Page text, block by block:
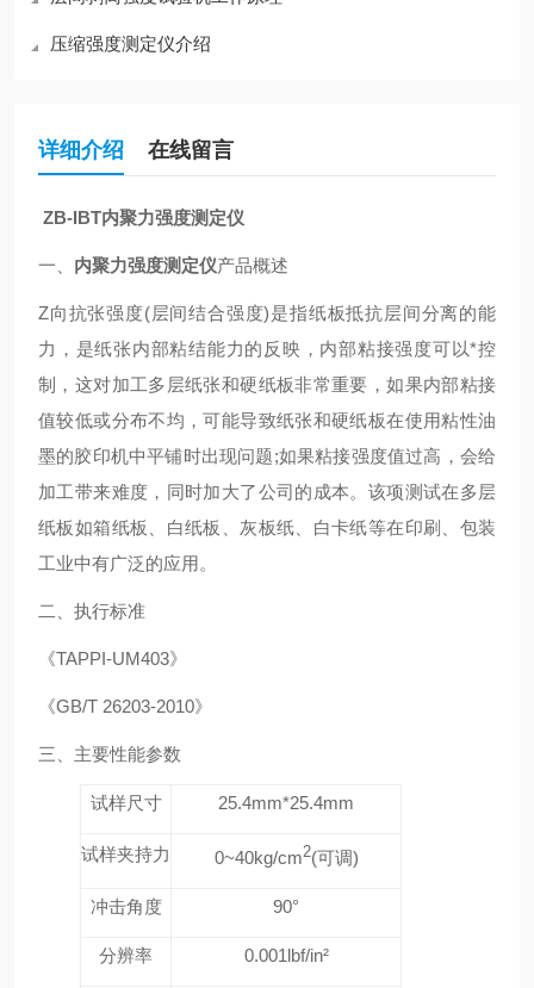
压缩强度测定仪介绍
详细介绍 在线留言
ZB-IBT内聚力强度测定仪
一、 内聚力强度测定仪产品概述
Z向抗张强度(层间结合强度)是指纸板抵抗层间分离的能
力，是纸张内部粘结能力的反映，内部粘接强度可以*控
制，这对加工多层纸张和硬纸板非常重要，如果内部粘接
值较低或分布不均，可能导致纸张和硬纸板在使用粘性油
墨的胶印机中平铺时出现问题;如果粘接强度值过高，会给
加工带来难度，同时加大了公司的成本。该项测试在多层
纸板如箱纸板、白纸板、灰板纸、白卡纸等在印刷、包装
工业中有广泛的应用。
二、 执行标准
《TAPPI-UM403》
《GB/T 26203-2010》
三、 主要性能参数
试样尺寸 25.4mm*25.4mm
试样夹持力 0~40kg/cm2(可调)
冲击角度 90°
分辨率 0.001lbf/in²